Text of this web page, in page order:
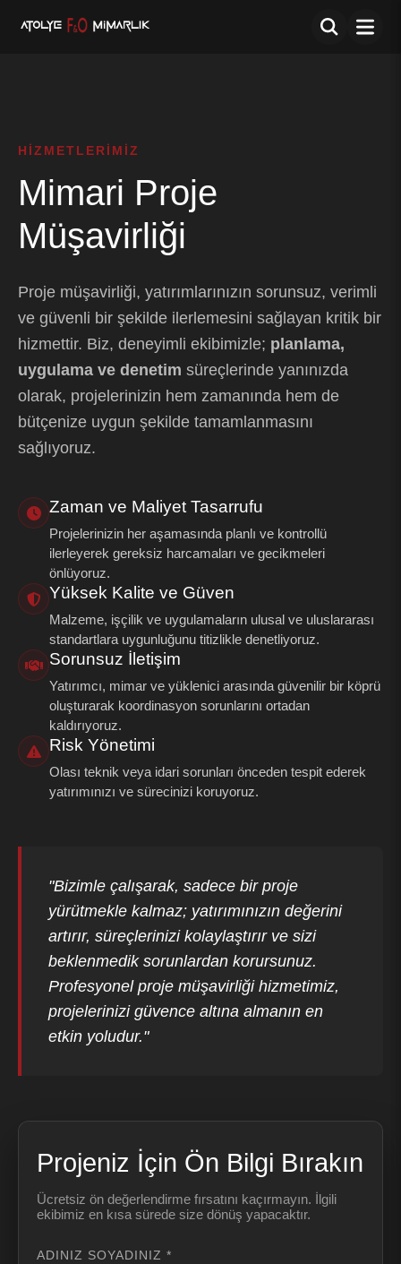
HIZMETLERIMIZ
Mimari Proje
Müşavirliği
Proje müşavirliği, yatırımlarınızın sorunsuz, verimli
ve güvenli bir şekilde ilerlemesini sağlayan kritik bir
hizmettir. Biz, deneyimli ekibimizle; planlama,
uygulama ve denetim süreçlerinde yanınızda
olarak, projelerinizin hem zamanında hem de
bütçenize uygun şekilde tamamlanmasını
sağlıyoruz.
Zaman ve Maliyet Tasarrufu
Projelerinizin her aşamasında planlı ve kontrollü
ilerleyerek gereksiz harcamaları ve gecikmeleri
önlüyoruz.
Yüksek Kalite ve Güven
Malzeme, işçilik ve uygulamaların ulusal ve uluslararası
standartlara uygunluğunu titizlikle denetliyoruz.
Sorunsuz İletişim
Yatırımcı, mimar ve yüklenici arasında güvenilir bir köprü
oluşturarak koordinasyon sorunlarını ortadan
kaldırıyoruz.
Risk Yönetimi
Olası teknik veya idari sorunları önceden tespit ederek
yatırımınızı ve sürecinizi koruyoruz.
"Bizimle çalışarak, sadece bir proje
yürütmekle kalmaz; yatırımınızın değerini
artırır, süreçlerinizi kolaylaştırır ve sizi
beklenmedik sorunlardan korursunuz.
Profesyonel proje müşavirliği hizmetimiz,
projelerinizi güvence altına almanın en
etkin yoludur."
Projeniz İçin Ön Bilgi Bırakın
Ücretsiz ön değerlendirme fırsatını kaçırmayın. İlgili
ekibimiz en kısa sürede size dönüş yapacaktır.
ADINIZ SOYADINIZ *